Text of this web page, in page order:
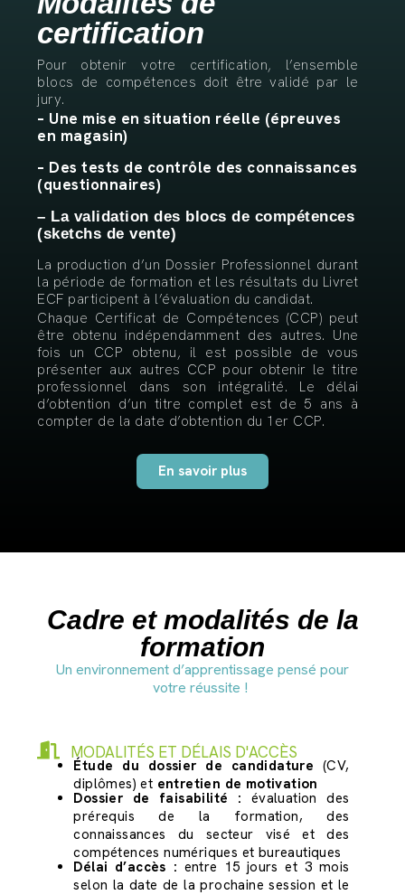
certification
Pour obtenir votre certification, l’ensemble
blocs de compétences doit être validé par le
jury.
– Une mise en situation réelle (épreuves
en magasin)
– Des tests de contrôle des connaissances
(questionnaires)
– La validation des blocs de compétences
(sketchs de vente)
La production d’un Dossier Professionnel durant
la période de formation et les résultats du Livret
ECF participent à l’évaluation du candidat.
Chaque Certificat de Compétences (CCP) peut
être obtenu indépendamment des autres. Une
fois un CCP obtenu, il est possible de vous
présenter aux autres CCP pour obtenir le titre
professionnel dans son intégralité. Le délai
d’obtention d’un titre complet est de 5 ans à
compter de la date d’obtention du 1er CCP.
En savoir plus
Cadre et modalités de la
formation
Un environnement d’apprentissage pensé pour
votre réussite !
MODALITÉS ET DÉLAIS D'ACCÈS
Étude du dossier de candidature (CV,
diplômes) et entretien de motivation
Dossier de faisabilité : évaluation des
prérequis de la formation, des
connaissances du secteur visé et des
compétences numériques et bureautiques
Délai d’accès : entre 15 jours et 3 mois
selon la date de la prochaine session et le